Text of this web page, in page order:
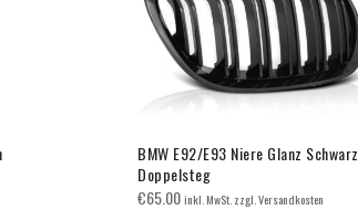
BMW E92/E93 Niere Glanz Schwarz
Doppelsteg
€65.00inkl. MwSt. zzgl. Versandkosten